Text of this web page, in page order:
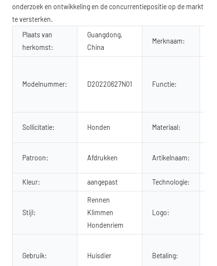
onderzoek en ontwikkeling en de concurrentiepositie op de markt
te versterken.
Plaats van
herkomst:
Guangdong,
China
Merknaam:
Modelnummer: D20220627N01 Functie:
Sollicitatie: Honden Materiaal:
Patroon: Afdrukken Artikelnaam:
Kleur: aangepast Technologie:
Stijl:
Rennen
Klimmen
Hondenriem
Logo:
Gebruik: Huisdier Betaling: